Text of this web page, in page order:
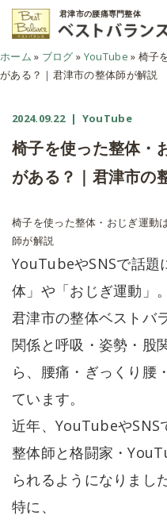
君津市の腰痛専門整体
ホーム » ブログ » YouTube » 椅子
がある？｜君津市の整体師が解説
2024.09.22| YouTube
椅子を使った整体・
がある？｜君津市の
椅子を使った整体・おじぎ運動
師が解説
YouTubeやSNSで話題
体」や「おじぎ運動」。
君津市の整体ベストバ
関係と呼吸・姿勢・股
ら、腰痛・ぎっくり腰
ています。
近年、YouTubeやSNS
整体師と格闘家・
られるようになりました
特に、